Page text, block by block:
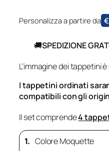
Personalizza a partire da €
🚚SPEDIZIONE
L’immagine dei tappetini
I tappetini ordinati
compatibili con gli
Il set comprende4
1. Colore Moquette